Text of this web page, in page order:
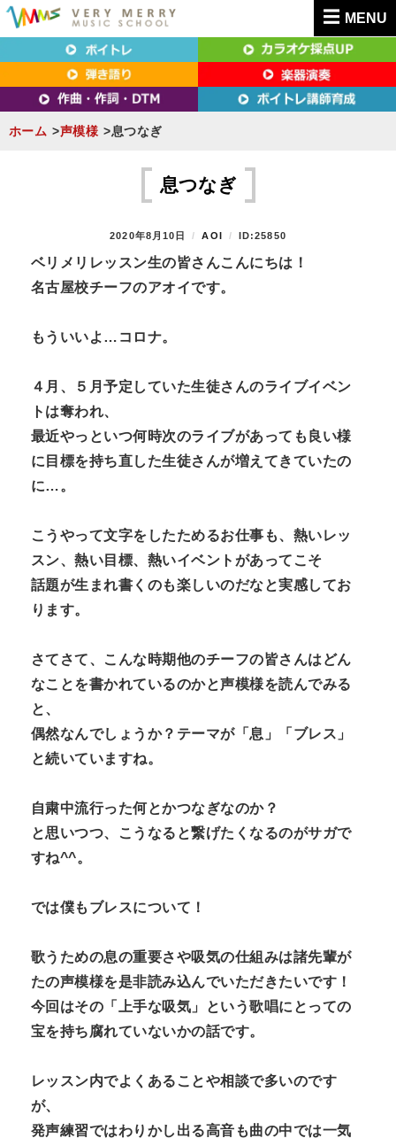
MENU
東京（新宿・八王子）・横浜・名古屋・京都で
「本気」になれるボイトレ教室｜VERY MERRY
MUSIC SCHOOL（ベリーメリー）
東京（新宿・八王子）・横浜・名古屋・京都で「本気」になれるボイトレ教室｜
VERY MERRY MUSIC SCHOOL（ベリーメリー）
ホーム 声模様 息つなぎ
息つなぎ
P
S
T
2020年8月10日
B
AOI ID:25850
ベリメリレッスン生の皆さんこんにちは！
名古屋校チーフのアオイです。
もういいよ…コロナ。
４月、５月予定していた生徒さんのライブイベン
トは奪われ、
最近やっといつ何時次のライブがあっても良い様
に目標を持ち直した生徒さんが増えてきていたの
に…。
こうやって文字をしたためるお仕事も、熱いレッ
スン、熱い目標、熱いイベントがあってこそ
話題が生まれ書くのも楽しいのだなと実感してお
ります。
さてさて、こんな時期他のチーフの皆さんはどん
なことを書かれているのかと声模様を読んでみる
と、
偶然なんでしょうか？テーマが「息」「ブレス」
と続いていますね。
自粛中流行った何とかつなぎなのか？
と思いつつ、こうなると繋げたくなるのがサガで
すね^^。
では僕もブレスについて！
歌うための息の重要さや吸気の仕組みは諸先輩が
たの声模様を是非読み込んでいただきたいです！
今回はその「上手な吸気」という歌唱にとっての
宝を持ち腐れていないかの話です。
レッスン内でよくあることや相談で多いのです
が、
発声練習ではわりかし出る高音も曲の中では一気